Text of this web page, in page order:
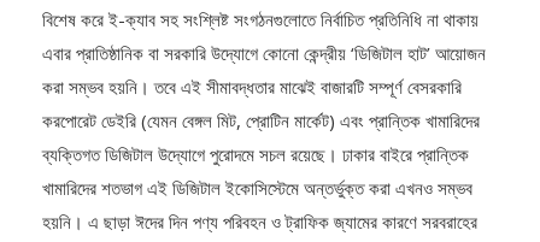
বিশেষ করে ই-ক্যাব সহ সংশ্লিষ্ট সংগঠনগুলোতে নির্বাচিত প্রতিনিধি না থাকায়
এবার প্রাতিষ্ঠানিক বা সরকারি উদ্যোগে কোনো কেন্দ্রীয় ‘ডিজিটাল হাট’ আয়োজন
করা সম্ভব হয়নি। তবে এই সীমাবদ্ধতার মাঝেই বাজারটি সম্পূর্ণ বেসরকারি
করপোরেট ডেইরি (যেমন বেঙ্গল মিট, প্রোটিন মার্কেট) এবং প্রান্তিক খামারিদের
ব্যক্তিগত ডিজিটাল উদ্যোগে পুরোদমে সচল রয়েছে। ঢাকার বাইরে প্রান্তিক
খামারিদের শতভাগ এই ডিজিটাল ইকোসিস্টেমে অন্তর্ভুক্ত করা এখনও সম্ভব
হয়নি। এ ছাড়া ঈদের দিন পণ্য পরিবহন ও ট্রাফিক জ্যামের কারণে সরবরাহের